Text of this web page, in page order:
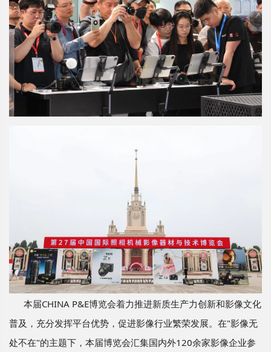
本届CHINA P&E博览会着力推进新质生产力创新和影像文化
普及，充分发挥平台优势，促进影像行业繁荣发展。在"影像无
处不在"的主题下，本届博览会汇集国内外120余家影像企业参